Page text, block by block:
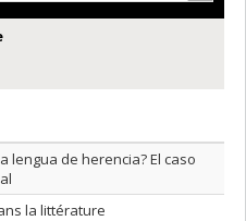
ordre croissant
lengua de herencia? El caso
la littérature